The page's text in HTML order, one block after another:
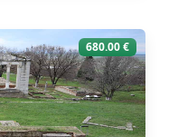
680.00 €